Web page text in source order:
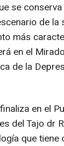
se
de
más
en el
de la
en el
del Tajo dr
que